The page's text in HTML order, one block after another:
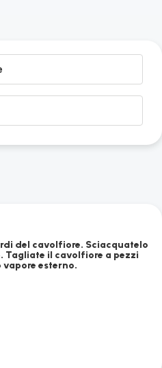
del cavolfiore. Sciacquatelo
Tagliate il cavolfiore a pezzi
vapore esterno.